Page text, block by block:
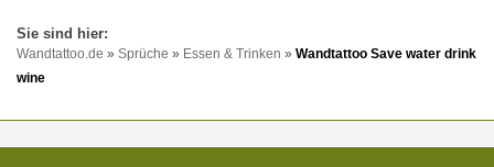
Wandtattoo.de » Sprüche » Essen & Trinken » Wandtattoo Save water drink
wine